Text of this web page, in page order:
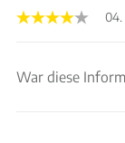
04.
War diese